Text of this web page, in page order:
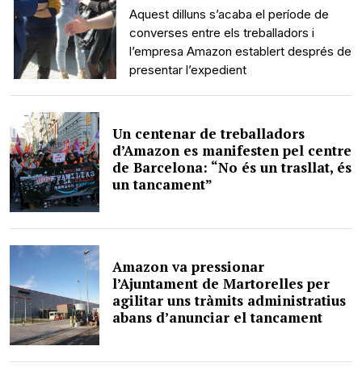
Aquest dilluns s’acaba el període de
converses entre els treballadors i
l’empresa Amazon establert després de
presentar l’expedient
Un centenar de treballadors
d’Amazon es manifesten pel centre
de Barcelona: “No és un trasllat, és
un tancament”
Amazon va pressionar
l’Ajuntament de Martorelles per
agilitar uns tràmits administratius
abans d’anunciar el tancament